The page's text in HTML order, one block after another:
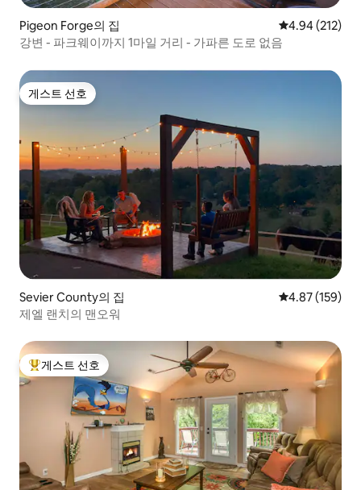
Pigeon Forge의 집 평점 4.94점(5
4.94 (212)
강변 - 파크웨이까지 1마일 거리 - 가파른 도로 없음
게스트 선호
게스트 선호
Sevier County의 집 평점 4.87점(5
4.87 (159)
제엘 랜치의 맨오워
상위 게스트 선호
게스트 선호